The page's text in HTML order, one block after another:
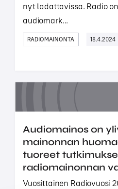
nyt ladattavissa. Radio
audiomark...
RADIOMAINONTA 18.4.2024
Audiomainos on
mainonnan
tuoreet
radiomainonnan
Vuosittainen Radiovuosi